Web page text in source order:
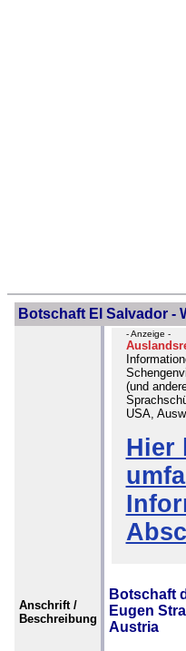
Botschaft El Salvador -
- Anzeige -
(und
USA,
Hier
Anschrift /
Beschreibung
Botschaft
Eugen
Austria